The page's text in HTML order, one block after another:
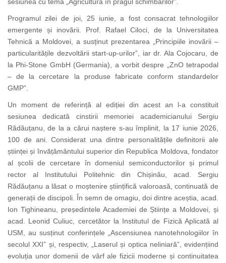
Programul zilei de joi, 25 iunie, a fost consacrat tehnologiilor
emergente și inovării. Prof. Rafael Ciloci, de la Universitatea
Tehnică a Moldovei, a susținut prezentarea „Principiile inovării –
particularitățile dezvoltării start-up-urilor”, iar dr. Ala Cojocaru, de
la Phi-Stone GmbH (Germania), a vorbit despre „ZnO tetrapodal
– de la cercetare la produse fabricate conform standardelor
GMP”.
Un moment de referință al ediției din acest an l-a constituit
sesiunea dedicată cinstirii memoriei academicianului Sergiu
Rădăuțanu, de la a cărui naștere s-au împlinit, la 17 iunie 2026,
100 de ani. Considerat una dintre personalitățile definitorii ale
științei și învățământului superior din Republica Moldova, fondator
al școlii de cercetare în domeniul semiconductorilor și primul
rector al Institutului Politehnic din Chișinău, acad. Sergiu
Rădăuțanu a lăsat o moștenire științifică valoroasă, continuată de
generații de discipoli. În semn de omagiu, doi dintre aceștia, acad.
Ion Tighineanu, președintele Academiei de Științe a Moldovei, și
acad. Leonid Culiuc, cercetător la Institutul de Fizică Aplicată al
USM, au susținut conferințele „Ascensiunea nanotehnologiilor în
secolul XXI” și, respectiv, „Laserul și optica neliniară”, evidențiind
evoluția unor domenii de vârf ale fizicii moderne și continuitatea